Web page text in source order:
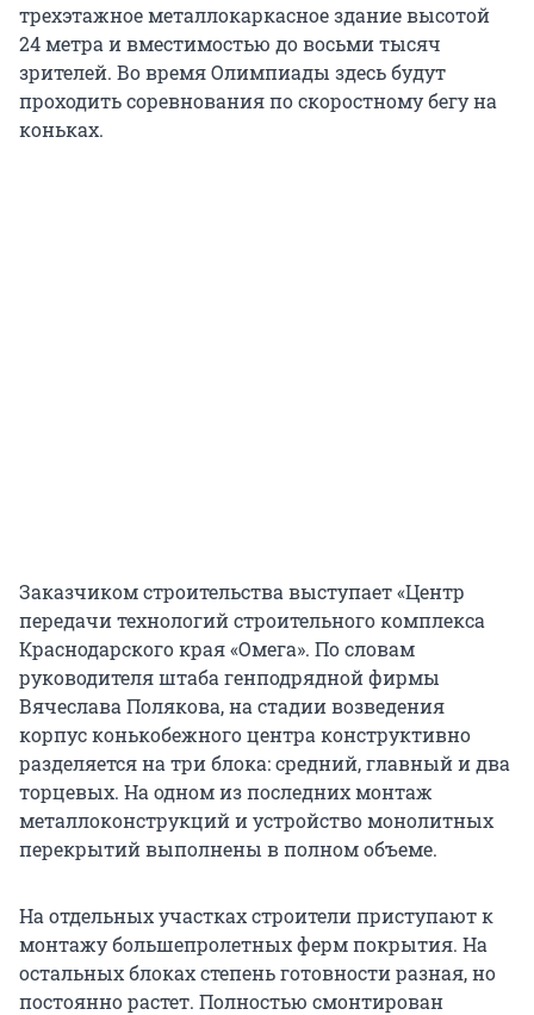
трехэтажное металлокаркасное здание высотой
24 метра и вместимостью до восьми тысяч
зрителей. Во время Олимпиады здесь будут
проходить соревнования по скоростному бегу на
коньках.
Заказчиком строительства выступает «Центр
передачи технологий строительного комплекса
Краснодарского края «Омега». По словам
руководителя штаба генподрядной фирмы
Вячеслава Полякова, на стадии возведения
корпус конькобежного центра конструктивно
разделяется на три блока: средний, главный и два
торцевых. На одном из последних монтаж
металлоконструкций и устройство монолитных
перекрытий выполнены в полном объеме.
На отдельных участках строители приступают к
монтажу большепролетных ферм покрытия. На
остальных блоках степень готовности разная, но
постоянно растет. Полностью смонтирован